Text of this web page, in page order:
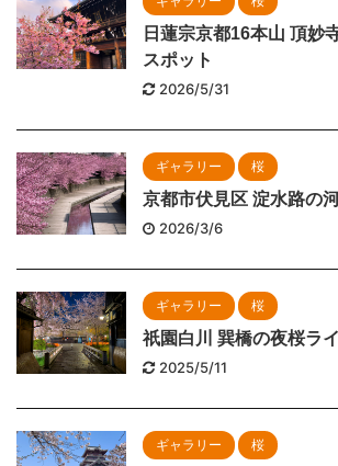
日蓮宗京都16本山 頂妙
スポット
2026/5/31
ギャラリー 桜
京都市伏見区 淀水路の
2026/3/6
ギャラリー 桜
祇園白川 巽橋の夜桜ラ
2025/5/11
ギャラリー 桜